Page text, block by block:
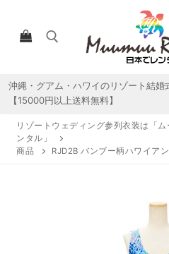
ツ
検索:
沖縄・グアム・ハワイのリゾート結
【15000円以上送料無料】
リゾートウェディング参列衣装は「
ンタル」
商品
RJD2B バンブー柄ハワイア